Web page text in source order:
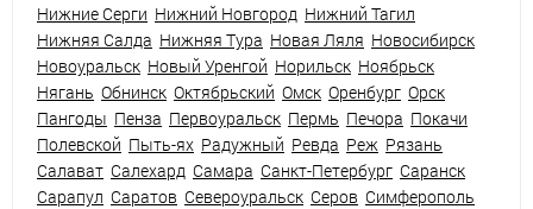
Нижние Серги Нижний Новгород Нижний Тагил
Нижняя Салда Нижняя Тура Новая Ляля Новосибирск
Новоуральск Новый Уренгой Норильск Ноябрьск
Нягань Обнинск Октябрьский Омск Оренбург Орск
Пангоды Пенза Первоуральск Пермь Печора Покачи
Полевской Пыть-ях Радужный Ревда Реж Рязань
Салават Салехард Самара Санкт-Петербург Саранск
Сарапул Саратов Североуральск Серов Симферополь